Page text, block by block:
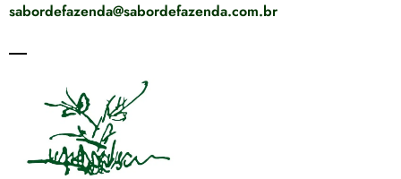
sabordefazenda@sabordefazenda.com.br